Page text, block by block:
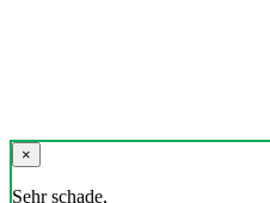
×
Sehr schade,